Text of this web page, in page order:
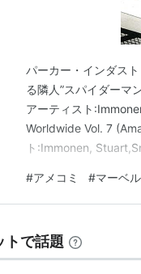
高校の高校生ピータ
潜入するが、特別な
はコナーズ博士の研
えで殺さる。夜な夜
ンはマスコミを賑わ
してしまう。
ム・ライミ監督によ
編
パーカー・インダス
る隣人”スパイダー
アーティスト
Worldwide Vol. 7
ト:Immonen,
#アメコミ #マーベル
トで話題